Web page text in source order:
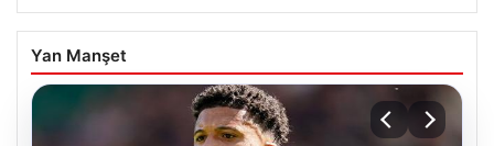
Yan Manşet